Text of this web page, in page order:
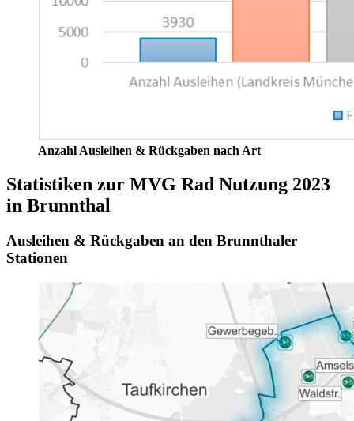
Anzahl Ausleihen & Rückgaben nach Art
Statistiken zur MVG Rad Nutzung 2023
in Brunnthal
Ausleihen & Rückgaben an den Brunnthaler
Stationen